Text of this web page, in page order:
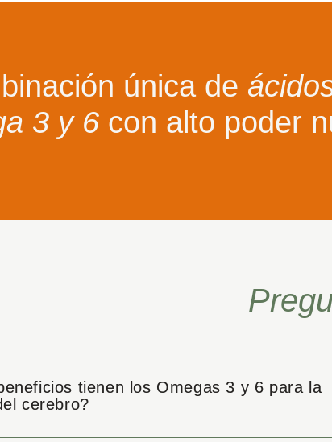
única de
3 y 6 con alto poder
tienen los Omegas 3 y 6 para la
cerebro?